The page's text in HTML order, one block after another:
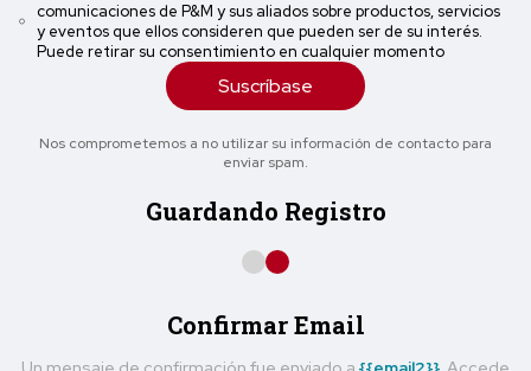
comunicaciones de P&M y sus aliados sobre productos, servicios
y eventos que ellos consideren que pueden ser de su interés.
Puede retirar su consentimiento en cualquier momento
Suscríbase
Nos comprometemos a no utilizar su información de contacto para
enviar spam.
Guardando Registro
Confirmar Email